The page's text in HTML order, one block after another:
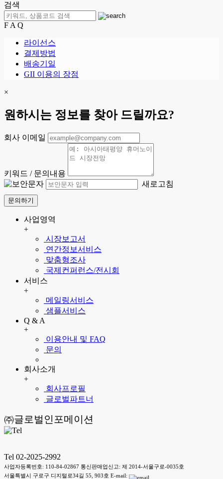
검색
F A Q
라이선스
결제방법
배송기일
GII 이용의 장점
×
원하시는 정보를 찾아 드릴까요?
회사 이메일
키워드 / 문의내용
새로고침
문의하기
사업영역
+
시장보고서
연간정보서비스
맞춤형조사
국제컨퍼런스/전시회
서비스
+
메일링서비스
샘플서비스
Q & A
+
이용안내 및 FAQ
문의
회사소개
+
회사프로필
글로벌파트너
㈜글로벌인포메이션
Tel 02-2025-2992
사업자등록번호: 110-84-02867 통신판매업신고: 제 2014-서울구로-0035호
서울특별시 구로구 디지털로34길 55, 903호 E-mail: